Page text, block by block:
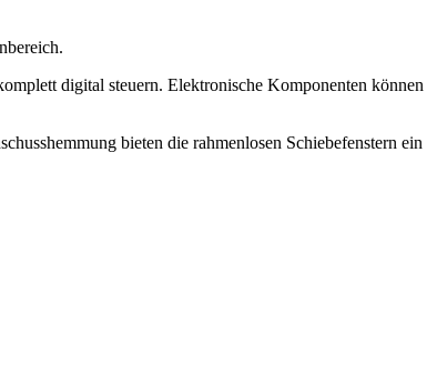
digital steuern. Elektronische Komponenten können
bieten die rahmenlosen Schiebefenstern ein